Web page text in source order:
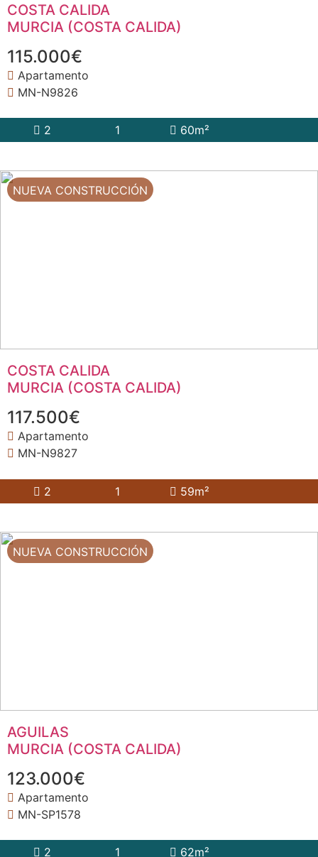
COSTA CALIDA
MURCIA (COSTA CALIDA)
115.000€
Apartamento
MN-N9826
2 1 60m²
NUEVA CONSTRUCCIÓN
COSTA CALIDA
MURCIA (COSTA CALIDA)
117.500€
Apartamento
MN-N9827
2 1 59m²
NUEVA CONSTRUCCIÓN
AGUILAS
MURCIA (COSTA CALIDA)
123.000€
Apartamento
MN-SP1578
2 1 62m²